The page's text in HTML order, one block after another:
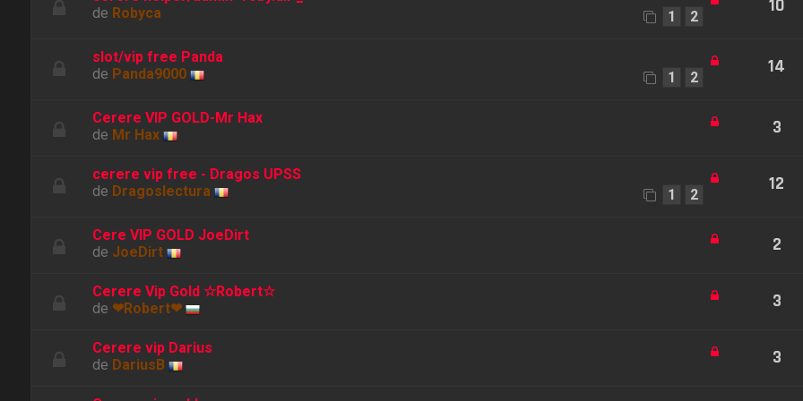
de Robyca 1 2 10
slot/vip free Panda
de Panda9000 1 2 14
Cerere VIP GOLD-Mr Hax
de Mr Hax 3
cerere vip free - Dragos UPSS
de Dragoslectura 1 2 12
Cere VIP GOLD JoeDirt
de JoeDirt 2
Cerere Vip Gold ☆Robert☆
de ❤Robert❤ 3
Cerere vip Darius
de DariusB 3